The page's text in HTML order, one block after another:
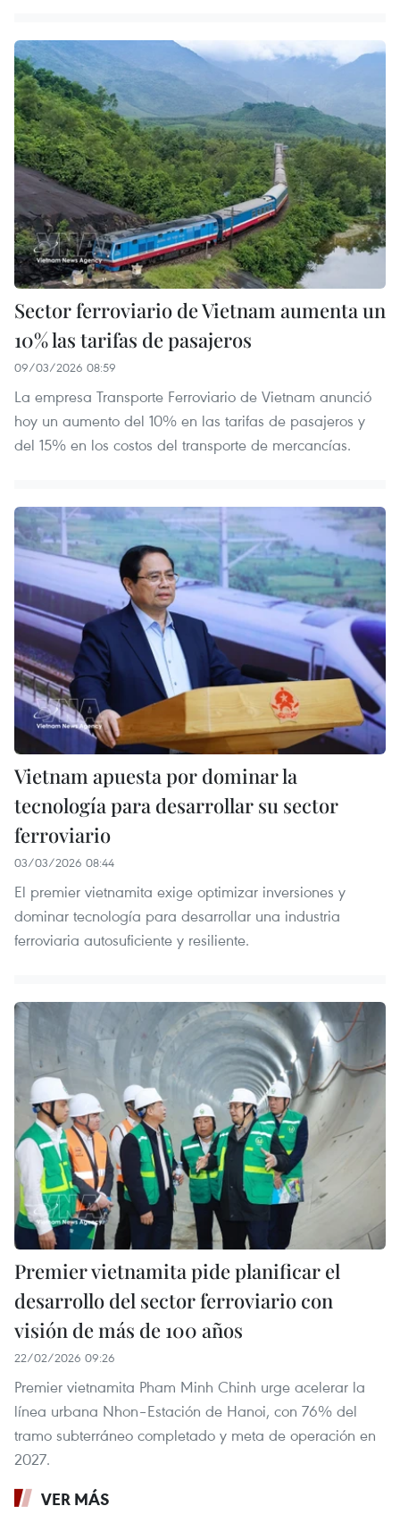
Sector ferroviario de Vietnam aumenta un
10% las tarifas de pasajeros
09/03/2026 08:59
La empresa Transporte Ferroviario de Vietnam anunció
hoy un aumento del 10% en las tarifas de pasajeros y
del 15% en los costos del transporte de mercancías.
Vietnam apuesta por dominar la
tecnología para desarrollar su sector
ferroviario
03/03/2026 08:44
El premier vietnamita exige optimizar inversiones y
dominar tecnología para desarrollar una industria
ferroviaria autosuficiente y resiliente.
Premier vietnamita pide planificar el
desarrollo del sector ferroviario con
visión de más de 100 años
22/02/2026 09:26
Premier vietnamita Pham Minh Chinh urge acelerar la
línea urbana Nhon–Estación de Hanoi, con 76% del
tramo subterráneo completado y meta de operación en
2027.
VER MÁS